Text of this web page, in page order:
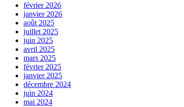
février 2026
janvier 2026
août 2025
juillet 2025
juin 2025
avril 2025
mars 2025
février 2025
janvier 2025
décembre 2024
juin 2024
mai 2024